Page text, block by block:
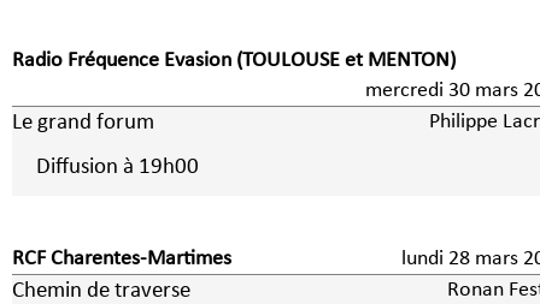
Radio Fréquence Evasion (TOULOUSE et MENTON)
mercredi 30 mars
Le grand forum Philippe
Diffusion à 19h00
RCF Charentes-Martimes lundi 28 mars
Chemin de traverse Ronan